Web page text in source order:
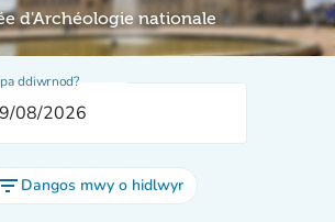
d'Archéologie nationale
ddiwrnod?
Dangos mwy o hidlwyr